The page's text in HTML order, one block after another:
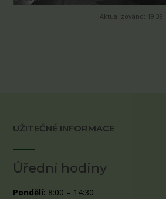
Aktualizováno: 19:39
UŽITEČNÉ INFORMACE
Úřední hodiny
Pondělí: 8:00 – 14:30